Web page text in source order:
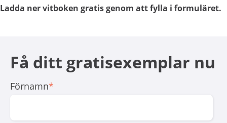
Ladda ner vitboken gratis genom att fylla i formuläret.
Få ditt gratisexemplar nu
Förnamn*